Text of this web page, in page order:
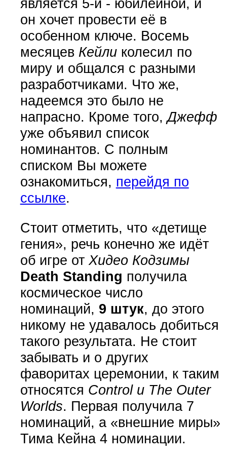
является 5-й - юбилейной, и
он хочет провести её в
особенном ключе. Восемь
месяцев Кейликолесил по
миру и общался с разными
разработчиками. Что же,
надеемся это было не
напрасно. Кроме того,Джефф
уже объявил список
номинантов. С полным
списком Вы можете
ознакомиться, перейдя по
ссылке.
Стоит отметить, что «детище
гения», речь конечно же идёт
об игре от Хидео Кодзимы
Death Standing получила
космическое число
номинаций, 9 штук, до этого
никому не удавалось добиться
такого результата. Не стоит
забывать и о других
фаворитах церемонии, к таким
относятся Control и The Outer
Worlds. Первая получила 7
номинаций, а «внешние миры»
Тима Кейна 4 номинации.